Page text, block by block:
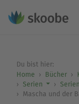
Du bist hier:
Home
Bücher
Serien
Mascha und der